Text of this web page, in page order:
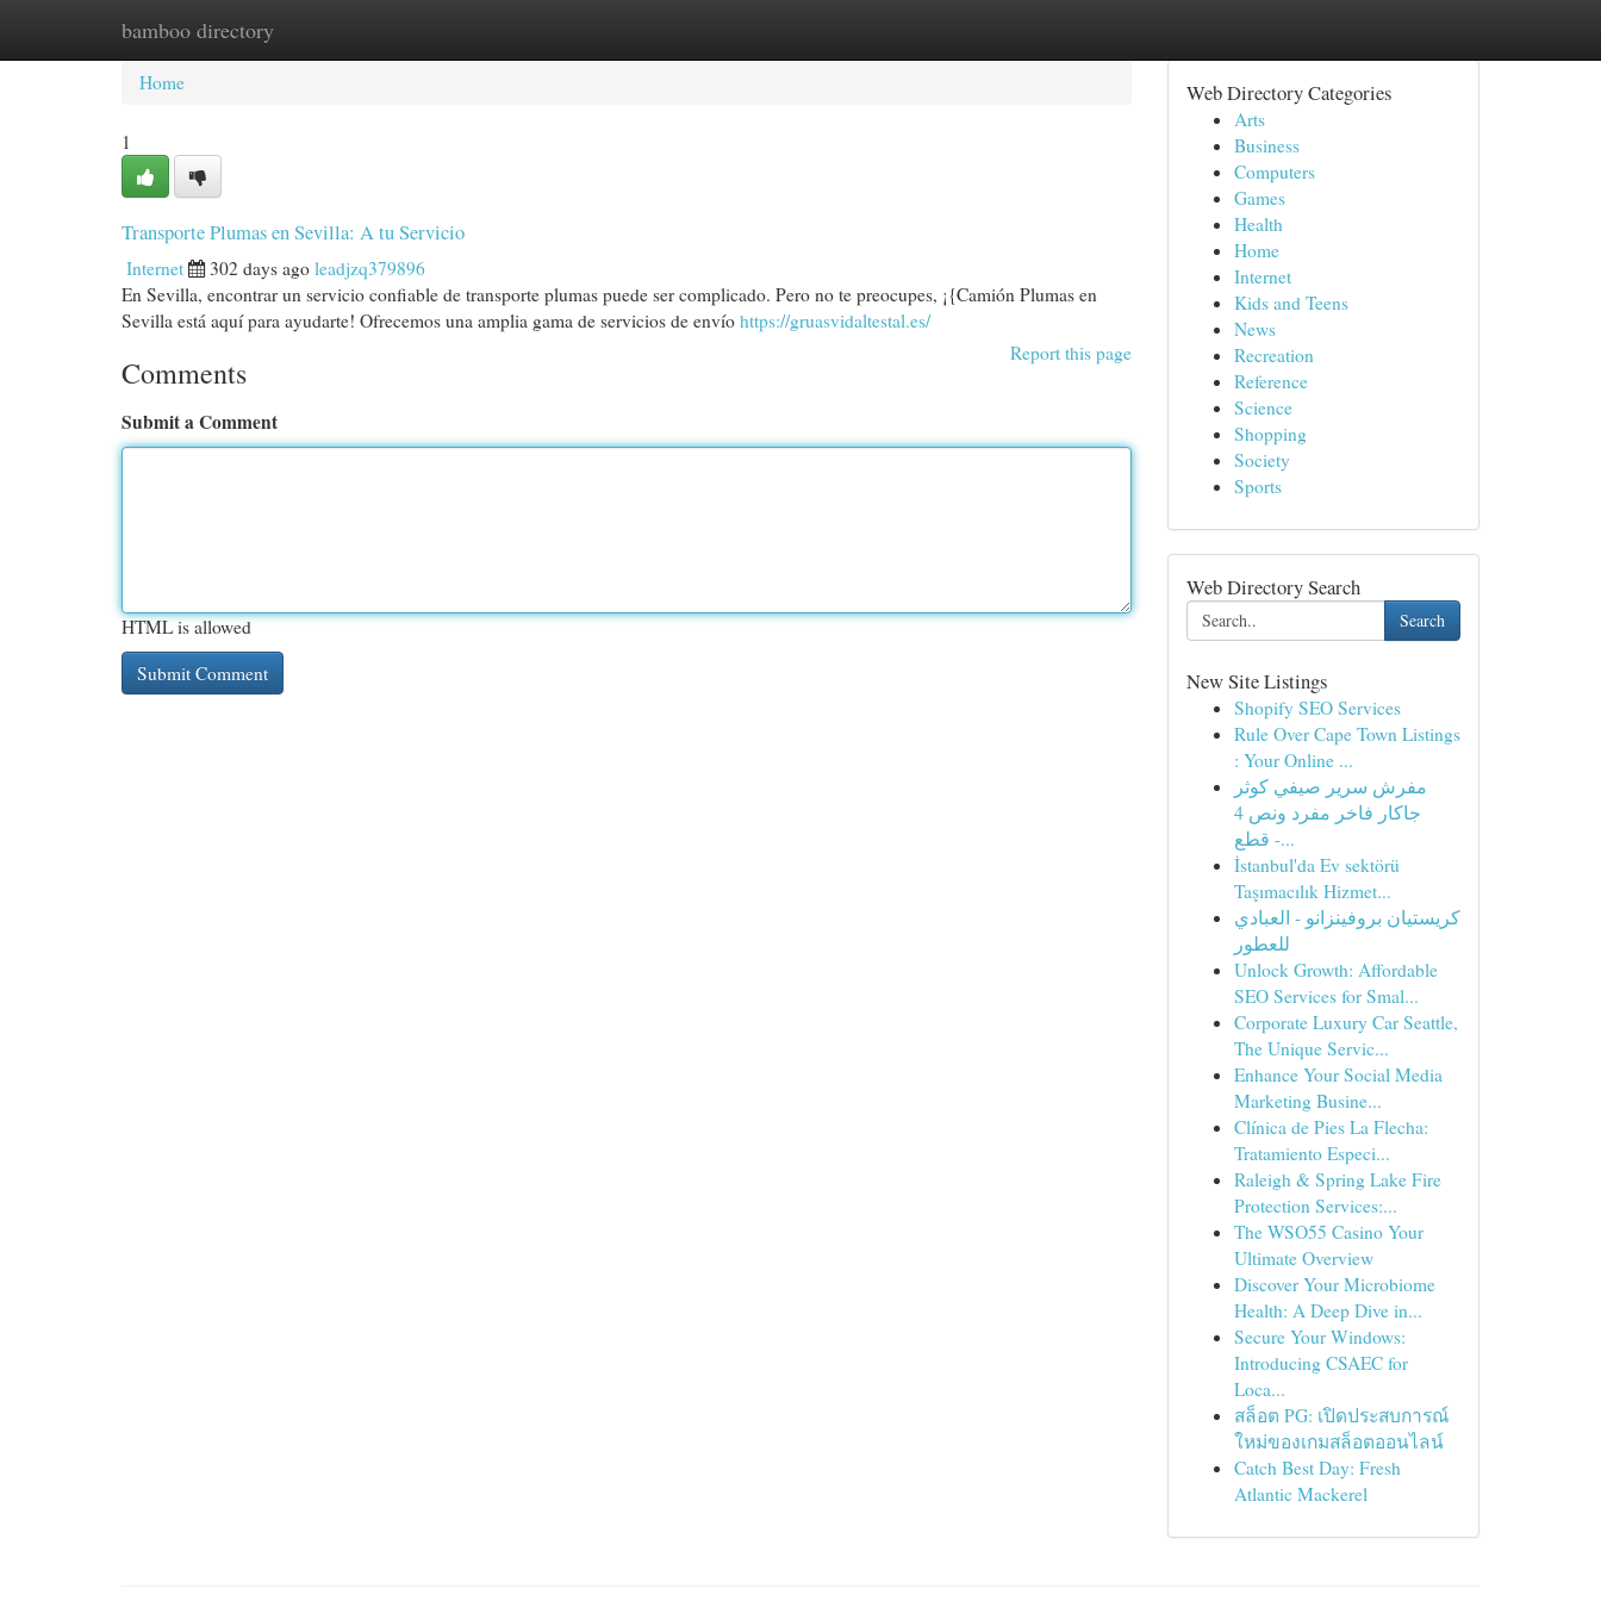
bamboo directory
Home New Site Listings
Home
1
Transporte Plumas en Sevilla: A tu Servicio
Internet 302 days ago leadjzq379896
En Sevilla, encontrar un servicio confiable de transporte plumas puede ser complicado. Pero no te preocupes, ¡{Camión Plumas en
Sevilla está aquí para ayudarte! Ofrecemos una amplia gama de servicios de envío https://gruasvidaltestal.es/
Report this page
Comments
Submit a Comment
HTML is allowed
Web Directory Categories
Arts
Business
Computers
Games
Health
Home
Internet
Kids and Teens
News
Recreation
Reference
Science
Shopping
Society
Sports
Web Directory Search
Search
New Site Listings
Shopify SEO Services
Rule Over Cape Town Listings
: Your Online ...
مفرش سرير صيفي كوثر
جاكار فاخر مفرد ونص 4
قطع -...
İstanbul'da Ev sektörü
Taşımacılık Hizmet...
كريستيان بروفينزانو - العبادي
للعطور
Unlock Growth: Affordable
SEO Services for Smal...
Corporate Luxury Car Seattle,
The Unique Servic...
Enhance Your Social Media
Marketing Busine...
Clínica de Pies La Flecha:
Tratamiento Especi...
Raleigh & Spring Lake Fire
Protection Services:...
The WSO55 Casino Your
Ultimate Overview
Discover Your Microbiome
Health: A Deep Dive in...
Secure Your Windows:
Introducing CSAEC for
Loca...
สล็อต PG: เปิดประสบการณ์
ใหม่ของเกมสล็อตออนไลน์
Catch Best Day: Fresh
Atlantic Mackerel